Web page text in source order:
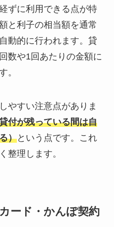
ずに利用できる点が特
と利子の相当額を通常
動的に行われます。貸
数や1回あたりの金額に
。
やすい注意点がありま
付が残っている間は自
）という点です。これ
整理します。
ード・かんぽ契約